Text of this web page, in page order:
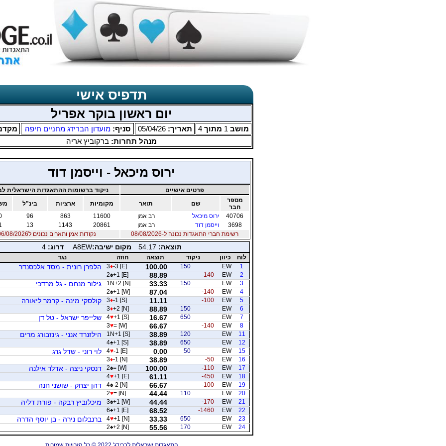
תדפיס אישי
יום ראשון בוקר אפריל
מושב 1 מתוך 4 תאריך:05/04/26 סניף:מועדון הברידג מחניים חיפה
מנהל תחרות: ברקוביץ אריה
ירוס מיכאל - וייסמן דוד
פרטים אישיים
ניקוד ברשומות ההתאגדות הישראלית
מספר
חבר
שם תואר מקומיות ארציות בינ"ל
40706
ירוס מיכאל רב אמן 11600
863
96
3698
וייסמן דוד רב אמן 20861
1143
13
רשימת חברי התאגדות נכונה ל-08/08/2026
נקודות אמן ותארים נכונים ל06/08/2026
תוצאה: 54.17 מקום ישיבה:A8EW דרוג:4
לוח כיוון ניקוד תוצאה חוזה
נגד
1
EW
150
100.00
3♦-3 [E] הלפרן רונית - מסד אלכסנדר
2
EW
-140
88.89
2♠+1 [E]
3
EW
150
33.33
1N+2 [N] גילור מנחם - גל מרדכי
4
EW
-140
87.04
2♠+1 [W]
5
EW
-100
11.11
3♦-1 [S] קולסקי מינה - קרמר ליאורה
6
EW
150
88.89
3♦+2 [N]
7
EW
650
16.67
4♥+1 [S] שלייפר ישראל - טל דן
8
EW
-140
66.67
3♥= [W]
11
EW
120
38.89
1N+1 [S] הילזנרד אנני - גינזבורג מרים
12
EW
650
38.89
4♠+1 [S]
15
EW
50
0.00
4♥-1 [E] לוי רוני - שדל גרג
16
EW
-50
38.89
3♦-1 [N]
17
EW
-110
100.00
2♠= [W] דנסקי ניצה - אדלר אילנה
18
EW
-450
61.11
4♥+1 [E]
19
EW
-100
66.67
4♠-2 [N] דהן יצחק - שושני חנה
20
EW
110
44.44
2♥= [N]
21
EW
-170
44.44
3♠+1 [W] מיכלוביץ רבקה - פורת דליה
22
EW
-1460
68.52
6♠+1 [E]
23
EW
650
33.33
4♥+1 [N] ברנבלום נירה - בן יוסף הדרה
24
EW
170
55.56
2♠+2 [N]